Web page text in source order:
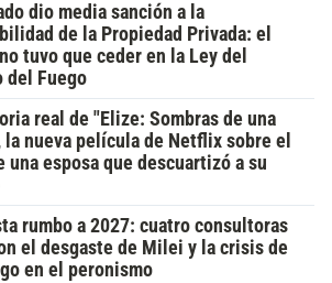
dio media sanción a la
de la Propiedad Privada: el
tuvo que ceder en la Ley del
del Fuego
real de "Elize: Sombras de una
la nueva película de Netflix sobre el
una esposa que descuartizó a su
rumbo a 2027: cuatro consultoras
el desgaste de Milei y la crisis de
en el peronismo